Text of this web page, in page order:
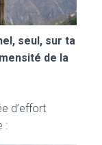
seul, sur ta
de la
d’effort
: